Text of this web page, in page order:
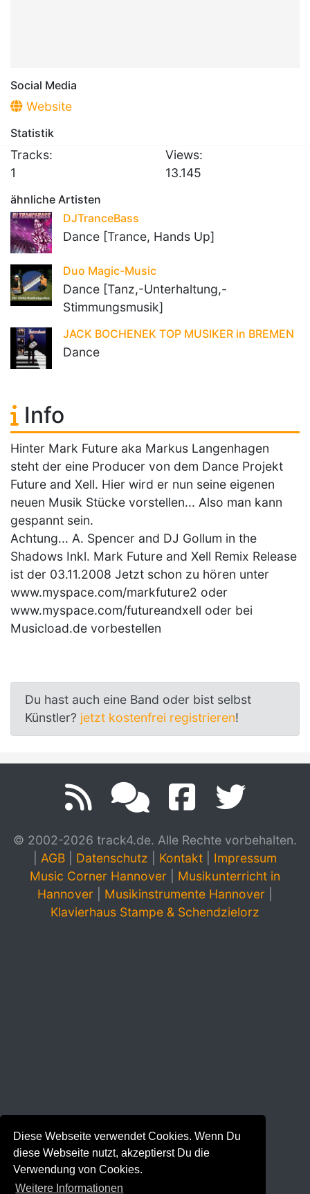
Diese Webseite verwendet Cookies. Wenn Du
diese Webseite nutzt, akzeptierst Du die
Verwendung von Cookies.
Weitere Informationen
Social Media
Website
Statistik
Tracks:
1
Views:
13.145
ähnliche Artisten
DJTranceBass
Dance [Trance, Hands Up]
Duo Magic-Music
Dance [Tanz,-Unterhaltung,-
Stimmungsmusik]
JACK BOCHENEK TOP MUSIKER in BREMEN
Dance
Info
Hinter Mark Future aka Markus Langenhagen
steht der eine Producer von dem Dance Projekt
Future and Xell. Hier wird er nun seine eigenen
neuen Musik Stücke vorstellen... Also man kann
gespannt sein.
Achtung... A. Spencer and DJ Gollum in the
Shadows Inkl. Mark Future and Xell Remix Release
ist der 03.11.2008 Jetzt schon zu hören unter
www.myspace.com/markfuture2 oder
www.myspace.com/futureandxell oder bei
Musicload.de vorbestellen
Du hast auch eine Band oder bist selbst
Künstler? jetzt kostenfrei registrieren!
© 2002-2026 track4.de. Alle Rechte vorbehalten.
AGB Datenschutz Kontakt
Impressum
Music Corner Hannover
Musikunterricht in
Hannover
Musikinstrumente Hannover
Klavierhaus Stampe & Schendzielorz